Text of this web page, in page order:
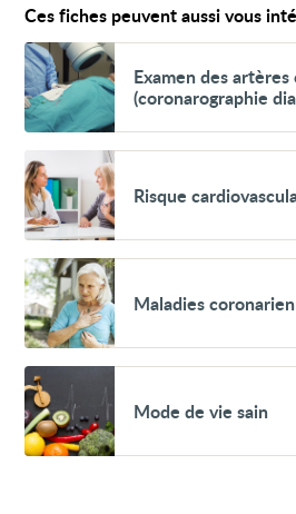
Ces fiches peuvent aussi vous
Voir
Examen
des
artères
coronaires
diagnostique)
Examen des
(coronarographie
Voir
Risque
cardiovasculaireRisque
Voir
Maladies
coronariennes
Maladies
Voir
Mode
de
vie
sain
Mode de vie sain